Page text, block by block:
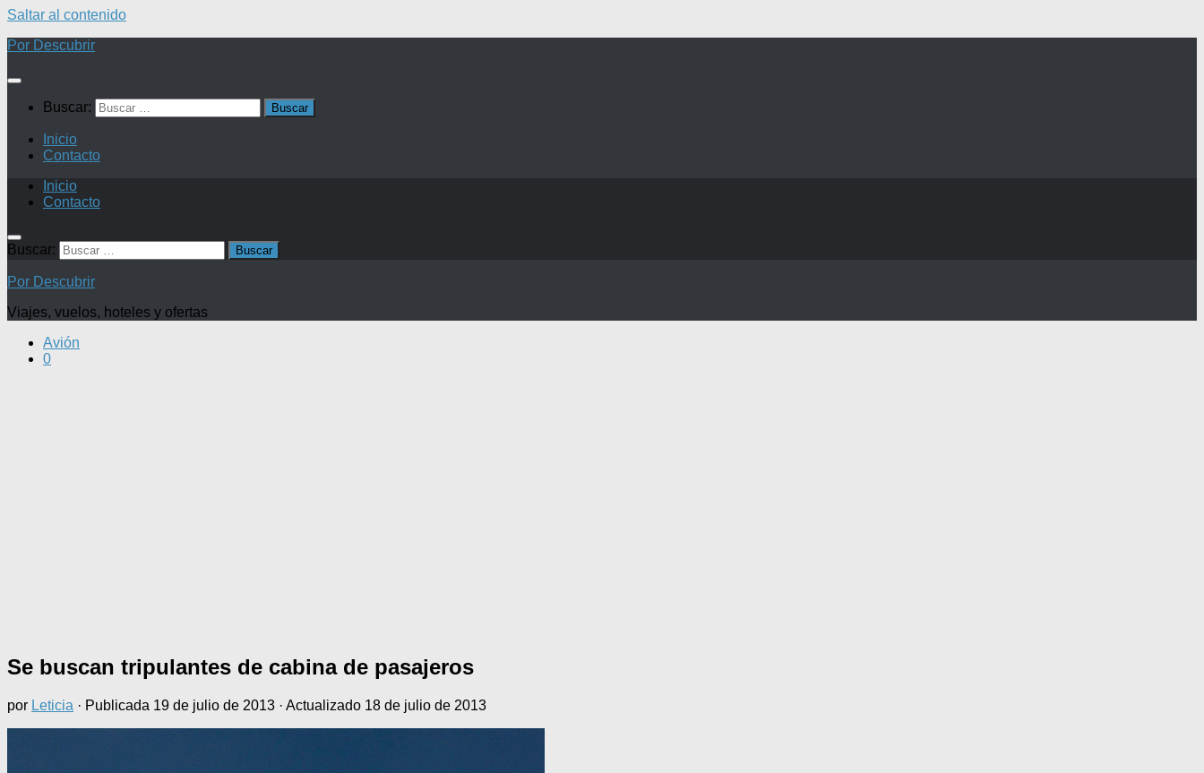
Saltar al contenido
Por Descubrir
Buscar:
Inicio
Contacto
Inicio
Contacto
Buscar:
Por Descubrir
Viajes, vuelos, hoteles y ofertas
Avión
0
Se buscan tripulantes de cabina de pasajeros
por Leticia · Publicada 19 de julio de 2013 · Actualizado 18 de julio de 2013